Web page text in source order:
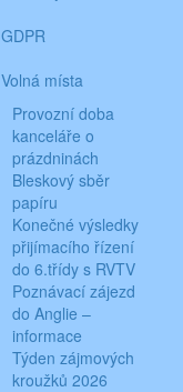
GDPR
Volná místa
Provozní doba
kanceláře o
prázdninách
Bleskový sběr
papíru
Konečné výsledky
přijímacího řízení
do 6.třídy s RVTV
Poznávací zájezd
do Anglie –
informace
Týden zájmových
kroužků 2026